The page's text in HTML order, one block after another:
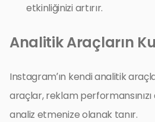
etkinliğinizi artırır.
Analitik Araçların
Instagram’ın kendi analitik
araçlar, reklam
analiz etmenize olanak tanır.